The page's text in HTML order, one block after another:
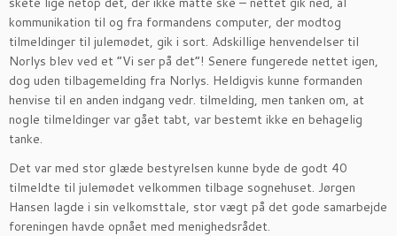
kommunikation til og fra formandens computer, der modtog
tilmeldinger til julemødet, gik i sort. Adskillige henvendelser til
Norlys blev ved et ”Vi ser på det”! Senere fungerede nettet igen,
dog uden tilbagemelding fra Norlys. Heldigvis kunne formanden
henvise til en anden indgang vedr. tilmelding, men tanken om, at
nogle tilmeldinger var gået tabt, var bestemt ikke en behagelig
tanke.
Det var med stor glæde bestyrelsen kunne byde de godt 40
tilmeldte til julemødet velkommen tilbage sognehuset. Jørgen
Hansen lagde i sin velkomsttale, stor vægt på det gode samarbejde
foreningen havde opnået med menighedsrådet.